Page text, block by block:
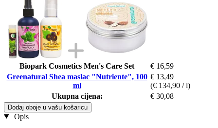
Biopark Cosmetics Men's Care Set
€ 16,59
Greenatural Shea maslac "Nutriente", 100
ml
€ 13,49
(€ 134,90 / l)
Ukupna cijena:
€ 30,08
Dodaj oboje u vašu košaricu
Opis